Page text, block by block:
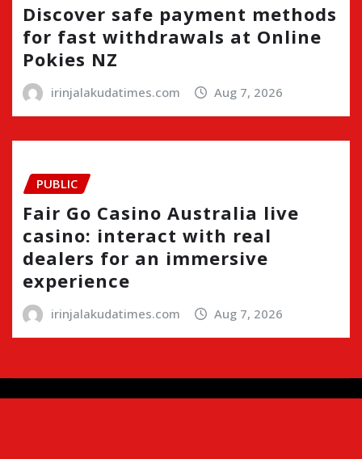
Discover safe payment methods
for fast withdrawals at Online
Pokies NZ
irinjalakudatimes.com Aug 7, 2026
PUBLIC
Fair Go Casino Australia live
casino: interact with real
dealers for an immersive
experience
irinjalakudatimes.com Aug 7, 2026